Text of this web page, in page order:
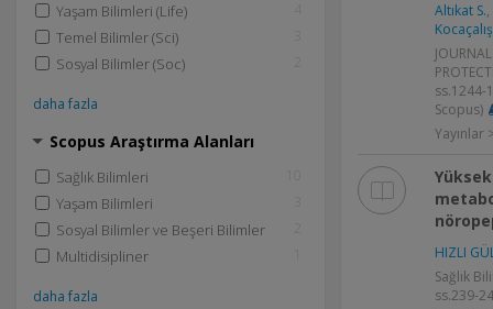
Yaşam Bilimleri (Life)
Temel Bilimler (Sci)
Sosyal Bilimler (Soc)
daha fazla
Scopus Araştırma Alanları
Sağlık Bilimleri
Yaşam Bilimleri
Sosyal Bilimler ve Beşeri Bilimler
Multidisipliner
daha fazla
Altıkat S.,
ss.1244-
Scopus)
Yayınlar
HIZLI
Sağlık
ss.239-